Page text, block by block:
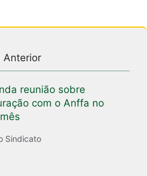
Anterior
reunião sobre
com o Anffa no
Sindicato